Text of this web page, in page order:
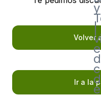
y
|
Volver
Ir a la